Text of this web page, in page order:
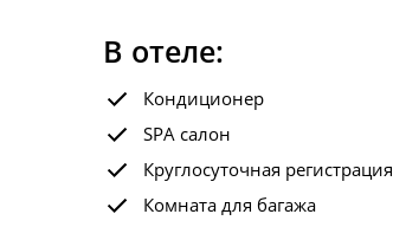
В отеле:
Кондиционер
SPA салон
Круглосуточная регистрация
Комната для багажа